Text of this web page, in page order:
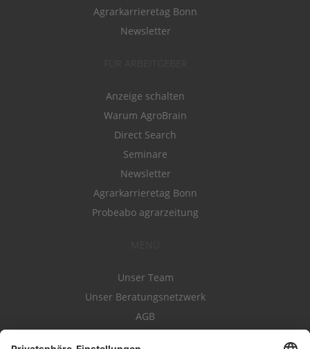
Agrarkarrieretag Bonn
Newsletter
Anzeige schalten
Warum AgroBrain
Direct Search
Seminare
Newsletter
Agrarkarrieretag Bonn
Probeabo agrarzeitung
Unser Team
Unser Beratungsnetzwerk
AGB